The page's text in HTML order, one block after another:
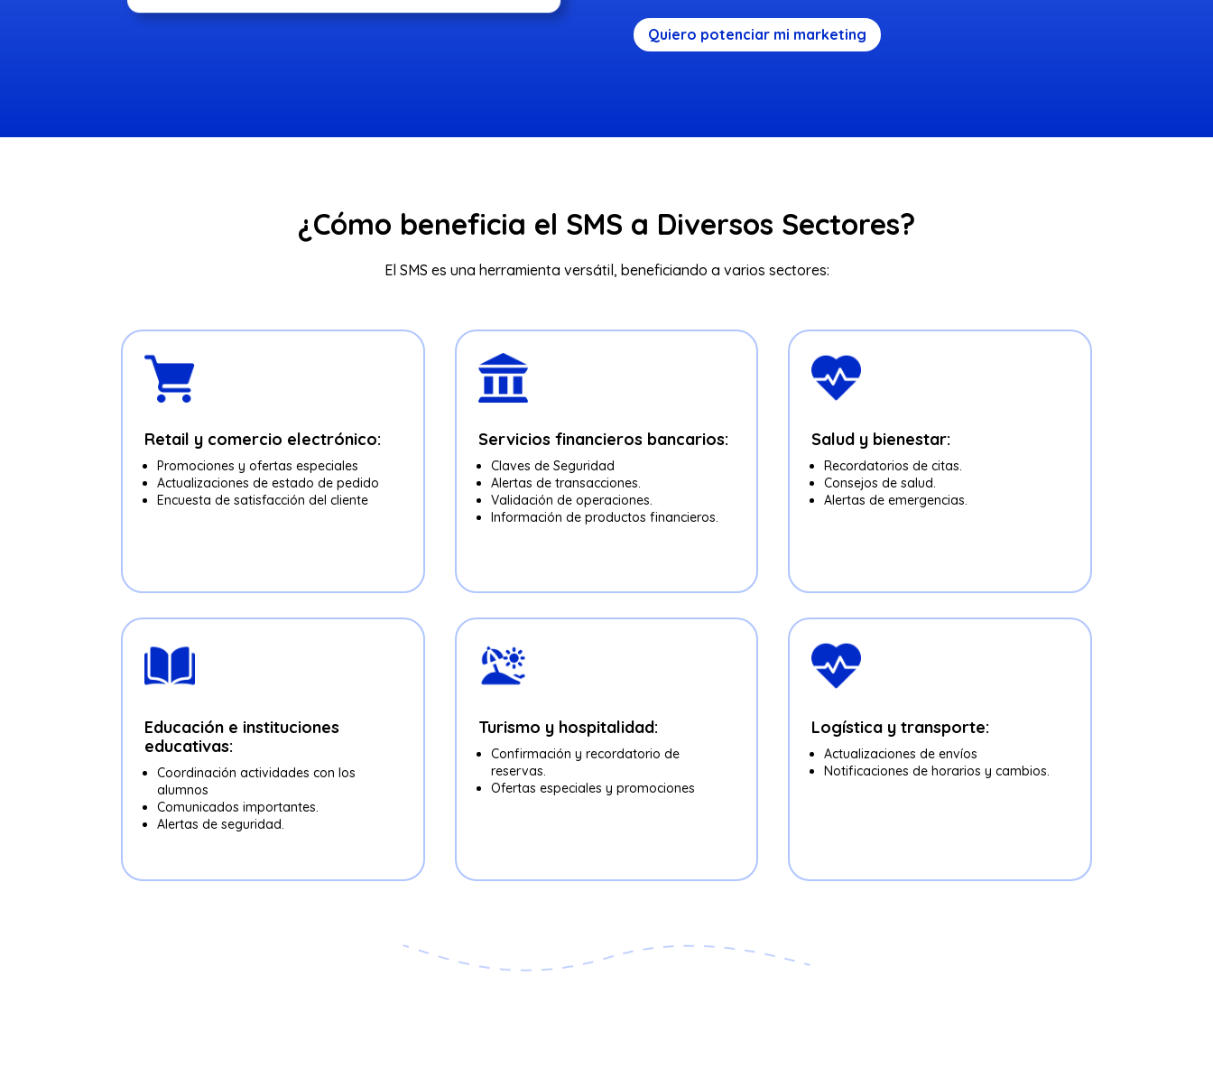
Quiero potenciar mi marketing
¿Cómo beneficia el SMS a Diversos Sectores?
El SMS es una herramienta versátil, beneficiando a varios sectores:
Retail y comercio electrónico:
Promociones y ofertas especiales
Actualizaciones de estado de pedido
Encuesta de satisfacción del cliente
Servicios financieros bancarios:
Claves de Seguridad
Alertas de transacciones.
Validación de operaciones.
Información de productos financieros.
Salud y bienestar:
Recordatorios de citas.
Consejos de salud.
Alertas de emergencias.
Educación e instituciones
educativas:
Coordinación actividades con los
alumnos
Comunicados importantes.
Alertas de seguridad.
Turismo y hospitalidad:
Confirmación y recordatorio de
reservas.
Ofertas especiales y promociones
Logística y transporte:
Actualizaciones de envíos
Notificaciones de horarios y cambios.